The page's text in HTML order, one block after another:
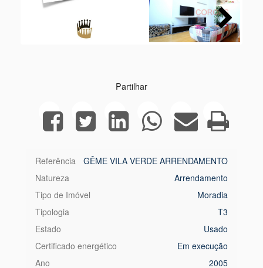
Next
Partilhar
Referência
GÊME VILA VERDE ARRENDAMENTO
Natureza
Arrendamento
Tipo de Imóvel
Moradia
Tipologia
T3
Estado
Usado
Certificado energético
Em execução
Ano
2005